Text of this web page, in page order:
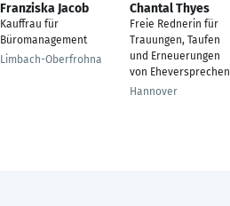
Franziska Jacob
Kauffrau für
Büromanagement
Limbach-Oberfrohna
Chantal Thyes
Freie Rednerin für
Trauungen, Taufen
und Erneuerungen
von Eheversprechen
Hannover